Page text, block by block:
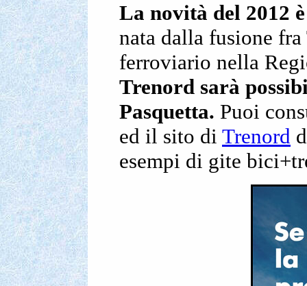
La novità del 2012
nata dalla fusione
ferroviario nella
Trenord sarà
Pasquetta. Puoi
ed il sito di Trenord
esempi di gite